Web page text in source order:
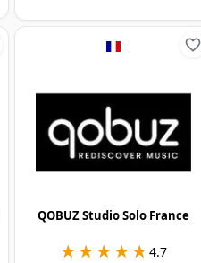
QOBUZ Studio Solo France
★★★★★
★★★★★ 4.7